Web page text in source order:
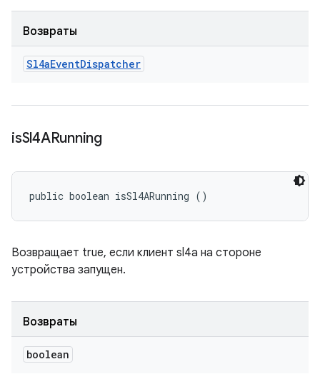
Возвраты
Sl4aEventDispatcher
isSl4ARunning
public boolean isSl4ARunning ()
Возвращает true, если клиент sl4a на стороне
устройства запущен.
Возвраты
boolean